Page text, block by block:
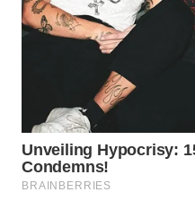
KARAWANG
WN
BOGOR
WN